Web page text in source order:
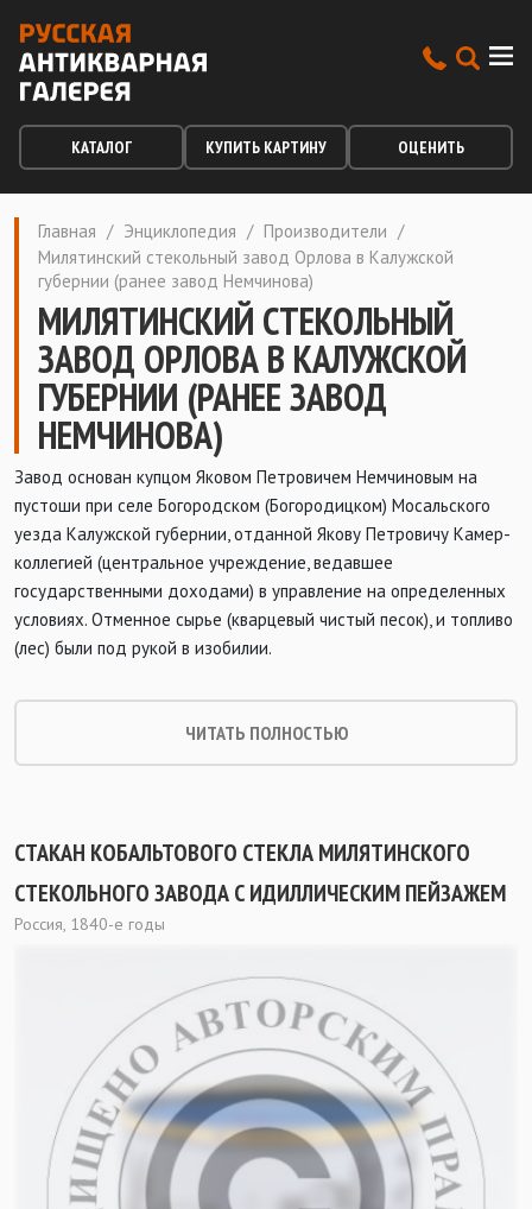
КАТАЛОГ КУПИТЬ КАРТИНУ ОЦЕНИТЬ
Главная / Энциклопедия / Производители /
Милятинский стекольный завод Орлова в Калужской
губернии (ранее завод Немчинова)
МИЛЯТИНСКИЙ СТЕКОЛЬНЫЙ
ЗАВОД ОРЛОВА В КАЛУЖСКОЙ
ГУБЕРНИИ (РАНЕЕ ЗАВОД
НЕМЧИНОВА)
Завод основан купцом Яковом Петровичем Немчиновым на
пустоши при селе Богородском (Богородицком) Мосальского
уезда Калужской губернии, отданной Якову Петровичу Камер-
коллегией (центральное учреждение, ве­давшее
государственными доходами) в управление на опре­деленных
условиях. Отменное сырье (кварцевый чис­тый песок), и топливо
(лес) были под рукой в изобилии.
ЧИТАТЬ ПОЛНОСТЬЮ
СТАКАН КОБАЛЬТОВОГО СТЕКЛА МИЛЯТИНСКОГО
СТЕКОЛЬНОГО ЗАВОДА С ИДИЛЛИЧЕСКИМ ПЕЙЗАЖЕМ
Россия, 1840-е годы